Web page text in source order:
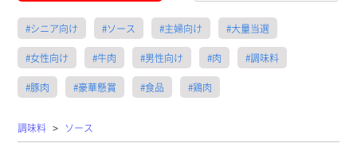
#シニア向け #ソース #主婦向け #大量当選
#女性向け #牛肉 #男性向け #肉 #調味料
#豚肉 #豪華懸賞 #食品 #鶏肉
調味料 > ソース